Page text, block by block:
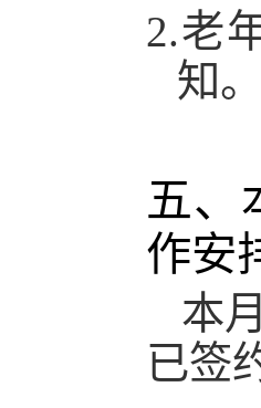
2.老
知
五、
作安
本
已签